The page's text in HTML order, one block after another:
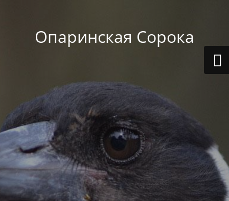
Опаринская Сорока